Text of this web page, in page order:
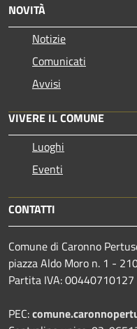
NOVITÀ
Notizie
Comunicati
Avvisi
VIVERE IL COMUNE
Luoghi
Eventi
CONTATTI
Comune di Caronno
piazza Aldo Moro n. 1 -
Partita IVA: 00440710127
PEC: